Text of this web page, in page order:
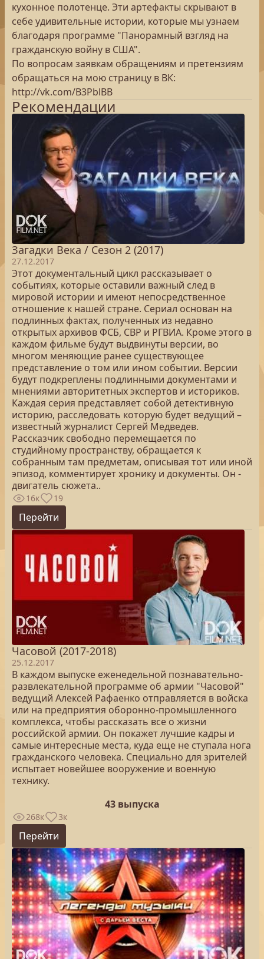
кухонное полотенце. Эти артефакты скрывают в
себе удивительные истории, которые мы узнаем
благодаря программе "Панорамный взгляд на
гражданскую войну в США".
По вопросам заявкам обращениям и претензиям
обращаться на мою страницу в ВК:
http://vk.com/B3PblBB
Рекомендации
Загадки Века / Сезон 2 (2017)
27.12.2017
Этот документальный цикл рассказывает о
событиях, которые оставили важный след в
мировой истории и имеют непосредственное
отношение к нашей стране. Сериал основан на
подлинных фактах, полученных из недавно
открытых архивов ФСБ, СВР и РГВИА. Кроме этого в
каждом фильме будут выдвинуты версии, во
многом меняющие ранее существующее
представление о том или ином событии. Версии
будут подкреплены подлинными документами и
мнениями авторитетных экспертов и историков.
Каждая серия представляет собой детективную
историю, расследовать которую будет ведущий –
известный журналист Сергей Медведев.
Рассказчик свободно перемещается по
студийному пространству, обращается к
собранным там предметам, описывая тот или иной
эпизод, комментирует хронику и документы. Он -
двигатель сюжета..
16к 19
Перейти
Часовой (2017-2018)
25.12.2017
В каждом выпуске еженедельной познавательно-
развлекательной программе об армии "Часовой"
ведущий Алексей Рафаенко отправляется в войска
или на предприятия оборонно-промышленного
комплекса, чтобы рассказать все о жизни
российской армии. Он покажет лучшие кадры и
самые интересные места, куда еще не ступала нога
гражданского человека. Специально для зрителей
испытает новейшее вооружение и военную
технику.
43 выпуска
268к 3к
Перейти